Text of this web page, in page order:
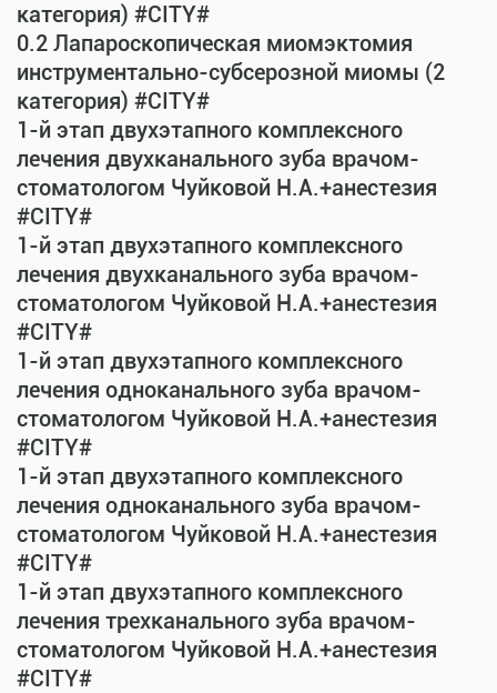
категория) #CITY#
0.2 Лапароскопическая миомэктомия
инструментально-субсерозной миомы (2
категория) #CITY#
1-й этап двухэтапного комплексного
лечения двухканального зуба врачом-
стоматологом Чуйковой Н.А.+анестезия
#CITY#
1-й этап двухэтапного комплексного
лечения двухканального зуба врачом-
стоматологом Чуйковой Н.А.+анестезия
#CITY#
1-й этап двухэтапного комплексного
лечения одноканального зуба врачом-
стоматологом Чуйковой Н.А.+анестезия
#CITY#
1-й этап двухэтапного комплексного
лечения одноканального зуба врачом-
стоматологом Чуйковой Н.А.+анестезия
#CITY#
1-й этап двухэтапного комплексного
лечения трехканального зуба врачом-
стоматологом Чуйковой Н.А.+анестезия
#CITY#